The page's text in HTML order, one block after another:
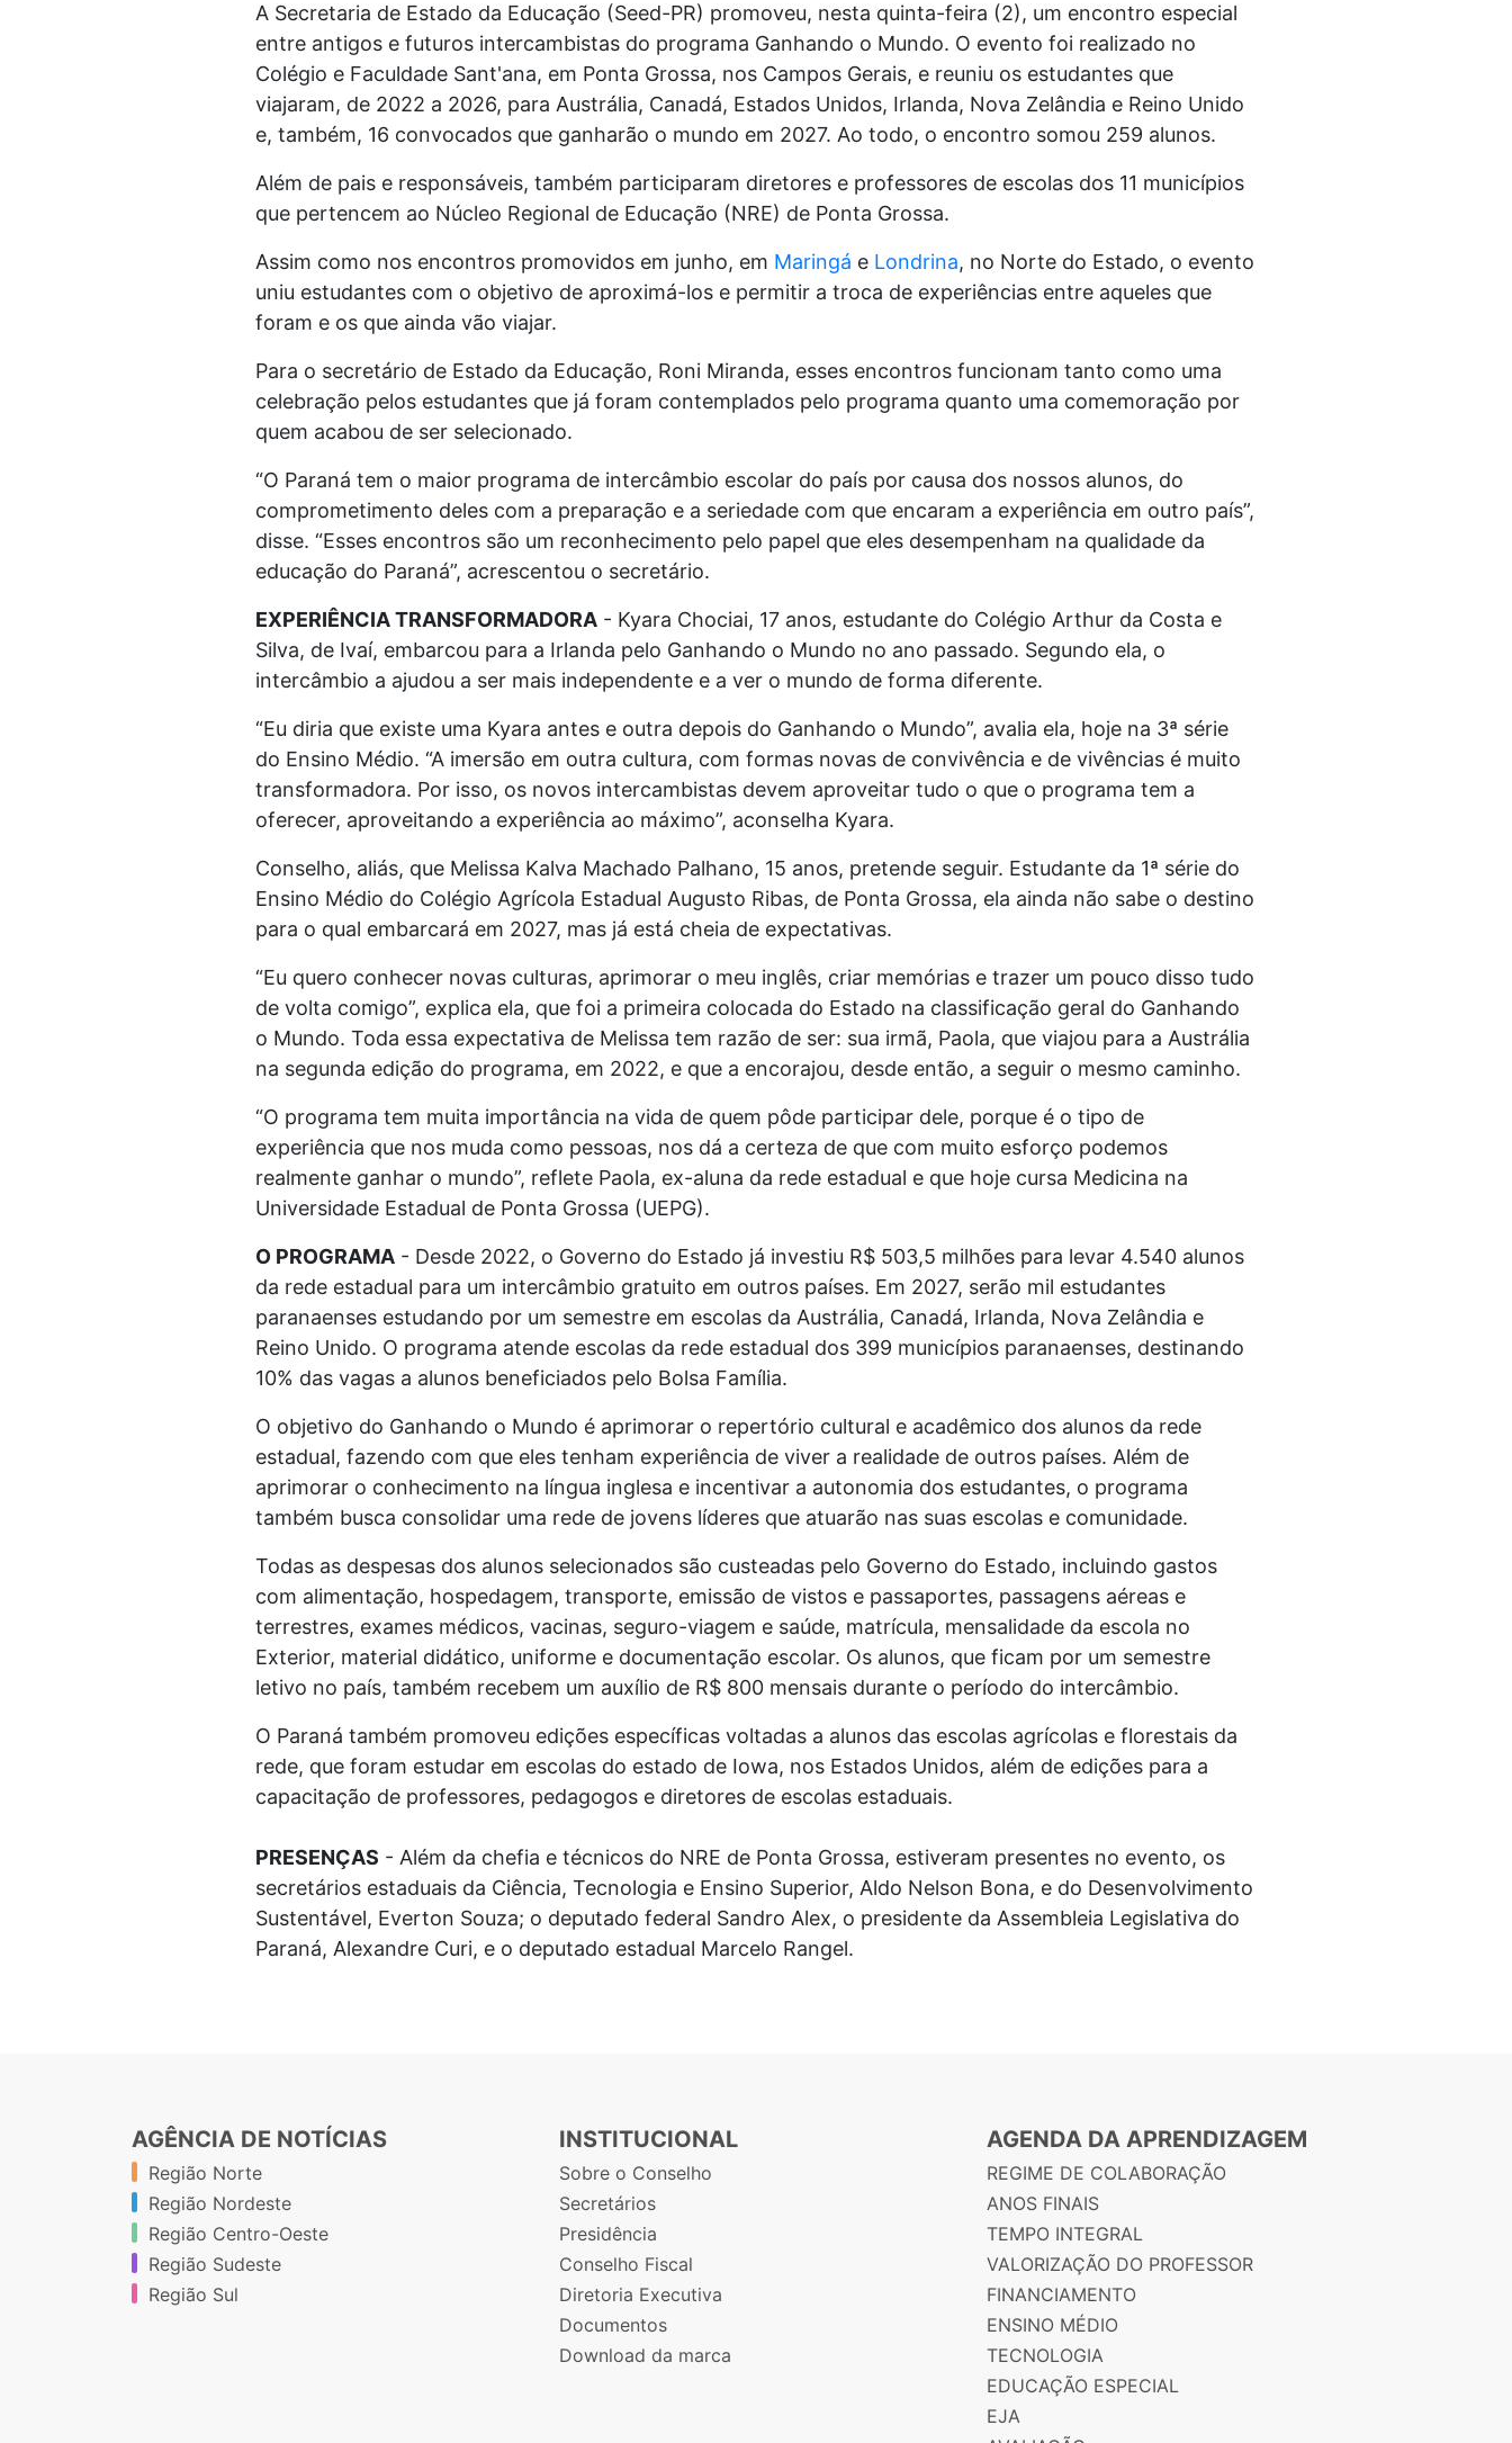
A Secretaria de Estado da Educação (Seed-PR) promoveu, nesta quinta-feira (2), um encontro especial
entre antigos e futuros intercambistas do programa Ganhando o Mundo. O evento foi realizado no
Colégio e Faculdade Sant'ana, em Ponta Grossa, nos Campos Gerais, e reuniu os estudantes que
viajaram, de 2022 a 2026, para Austrália, Canadá, Estados Unidos, Irlanda, Nova Zelândia e Reino Unido
e, também, 16 convocados que ganharão o mundo em 2027. Ao todo, o encontro somou 259 alunos.
Além de pais e responsáveis, também participaram diretores e professores de escolas dos 11 municípios
que pertencem ao Núcleo Regional de Educação (NRE) de Ponta Grossa.
Assim como nos encontros promovidos em junho, em Maringá e Londrina, no Norte do Estado, o evento
uniu estudantes com o objetivo de aproximá-los e permitir a troca de experiências entre aqueles que
foram e os que ainda vão viajar.
Para o secretário de Estado da Educação, Roni Miranda, esses encontros funcionam tanto como uma
celebração pelos estudantes que já foram contemplados pelo programa quanto uma comemoração por
quem acabou de ser selecionado.
“O Paraná tem o maior programa de intercâmbio escolar do país por causa dos nossos alunos, do
comprometimento deles com a preparação e a seriedade com que encaram a experiência em outro país”,
disse. “Esses encontros são um reconhecimento pelo papel que eles desempenham na qualidade da
educação do Paraná”, acrescentou o secretário.
EXPERIÊNCIA TRANSFORMADORA - Kyara Chociai, 17 anos, estudante do Colégio Arthur da Costa e
Silva, de Ivaí, embarcou para a Irlanda pelo Ganhando o Mundo no ano passado. Segundo ela, o
intercâmbio a ajudou a ser mais independente e a ver o mundo de forma diferente.
“Eu diria que existe uma Kyara antes e outra depois do Ganhando o Mundo”, avalia ela, hoje na 3ª série
do Ensino Médio. “A imersão em outra cultura, com formas novas de convivência e de vivências é muito
transformadora. Por isso, os novos intercambistas devem aproveitar tudo o que o programa tem a
oferecer, aproveitando a experiência ao máximo”, aconselha Kyara.
Conselho, aliás, que Melissa Kalva Machado Palhano, 15 anos, pretende seguir. Estudante da 1ª série do
Ensino Médio do Colégio Agrícola Estadual Augusto Ribas, de Ponta Grossa, ela ainda não sabe o destino
para o qual embarcará em 2027, mas já está cheia de expectativas.
“Eu quero conhecer novas culturas, aprimorar o meu inglês, criar memórias e trazer um pouco disso tudo
de volta comigo”, explica ela, que foi a primeira colocada do Estado na classificação geral do Ganhando
o Mundo. Toda essa expectativa de Melissa tem razão de ser: sua irmã, Paola, que viajou para a Austrália
na segunda edição do programa, em 2022, e que a encorajou, desde então, a seguir o mesmo caminho.
“O programa tem muita importância na vida de quem pôde participar dele, porque é o tipo de
experiência que nos muda como pessoas, nos dá a certeza de que com muito esforço podemos
realmente ganhar o mundo”, reflete Paola, ex-aluna da rede estadual e que hoje cursa Medicina na
Universidade Estadual de Ponta Grossa (UEPG).
O PROGRAMA - Desde 2022, o Governo do Estado já investiu R$ 503,5 milhões para levar 4.540 alunos
da rede estadual para um intercâmbio gratuito em outros países. Em 2027, serão mil estudantes
paranaenses estudando por um semestre em escolas da Austrália, Canadá, Irlanda, Nova Zelândia e
Reino Unido. O programa atende escolas da rede estadual dos 399 municípios paranaenses, destinando
10% das vagas a alunos beneficiados pelo Bolsa Família.
O objetivo do Ganhando o Mundo é aprimorar o repertório cultural e acadêmico dos alunos da rede
estadual, fazendo com que eles tenham experiência de viver a realidade de outros países. Além de
aprimorar o conhecimento na língua inglesa e incentivar a autonomia dos estudantes, o programa
também busca consolidar uma rede de jovens líderes que atuarão nas suas escolas e comunidade.
Todas as despesas dos alunos selecionados são custeadas pelo Governo do Estado, incluindo gastos
com alimentação, hospedagem, transporte, emissão de vistos e passaportes, passagens aéreas e
terrestres, exames médicos, vacinas, seguro-viagem e saúde, matrícula, mensalidade da escola no
Exterior, material didático, uniforme e documentação escolar. Os alunos, que ficam por um semestre
letivo no país, também recebem um auxílio de R$ 800 mensais durante o período do intercâmbio.
O Paraná também promoveu edições específicas voltadas a alunos das escolas agrícolas e florestais da
rede, que foram estudar em escolas do estado de Iowa, nos Estados Unidos, além de edições para a
capacitação de professores, pedagogos e diretores de escolas estaduais.
PRESENÇAS - Além da chefia e técnicos do NRE de Ponta Grossa, estiveram presentes no evento, os
secretários estaduais da Ciência, Tecnologia e Ensino Superior, Aldo Nelson Bona, e do Desenvolvimento
Sustentável, Everton Souza; o deputado federal Sandro Alex, o presidente da Assembleia Legislativa do
Paraná, Alexandre Curi, e o deputado estadual Marcelo Rangel.
AGÊNCIA DE NOTÍCIAS
Região Norte
Região Nordeste
Região Centro-Oeste
Região Sudeste
Região Sul
INSTITUCIONAL
Sobre o Conselho
Secretários
Presidência
Conselho Fiscal
Diretoria Executiva
Documentos
Download da marca
AGENDA DA APRENDIZAGEM
REGIME DE COLABORAÇÃO
ANOS FINAIS
TEMPO INTEGRAL
VALORIZAÇÃO DO PROFESSOR
FINANCIAMENTO
ENSINO MÉDIO
TECNOLOGIA
EDUCAÇÃO ESPECIAL
EJA